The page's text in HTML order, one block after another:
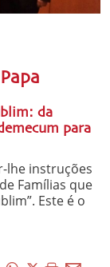
da
para
lhe instruções
Famílias que
Este é o